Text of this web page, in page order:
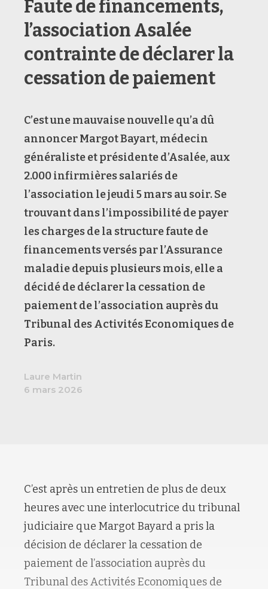
Faute de financements,
l’association Asalée
contrainte de déclarer la
cessation de paiement
C’est une mauvaise nouvelle qu’a dû
annoncer Margot Bayart, médecin
généraliste et présidente d’Asalée, aux
2.000 infirmières salariés de
l’association le jeudi 5 mars au soir. Se
trouvant dans l’impossibilité de payer
les charges de la structure faute de
financements versés par l’Assurance
maladie depuis plusieurs mois, elle a
décidé de déclarer la cessation de
paiement de l’association auprès du
Tribunal des Activités Economiques de
Paris.
Laure Martin
6 mars 2026
C’est après un entretien de plus de deux
heures avec une interlocutrice du tribunal
judiciaire que Margot Bayard a pris la
décision de déclarer la cessation de
paiement de l’association auprès du
Tribunal des Activités Economiques de